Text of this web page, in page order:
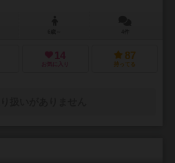
14
お気に入り
87
持ってる